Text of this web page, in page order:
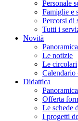
Personale
Famiglie e
Percorsi di
Tutti i
Novità
Panoramica
Le notizie
Le circolari
Calendario
Didattica
Panoramica
Offerta
Le schede
I progetti